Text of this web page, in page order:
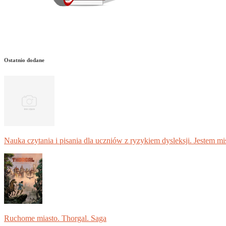
Ostatnio dodane
Nauka czytania i pisania dla uczniów z ryzykiem dysleksji. Jestem
Ruchome miasto. Thorgal. Saga